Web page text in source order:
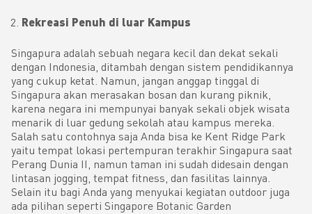
Rekreasi Penuh di luar Kampus
Singapura adalah sebuah negara kecil dan dekat sekali
dengan Indonesia, ditambah dengan sistem pendidikannya
yang cukup ketat. Namun, jangan anggap tinggal di
Singapura akan merasakan bosan dan kurang piknik,
karena negara ini mempunyai banyak sekali objek wisata
menarik di luar gedung sekolah atau kampus mereka.
Salah satu contohnya saja Anda bisa ke Kent Ridge Park
yaitu tempat lokasi pertempuran terakhir Singapura saat
Perang Dunia II, namun taman ini sudah didesain dengan
lintasan jogging, tempat fitness, dan fasilitas lainnya.
Selain itu bagi Anda yang menyukai kegiatan outdoor juga
ada pilihan seperti Singapore Botanic Garden